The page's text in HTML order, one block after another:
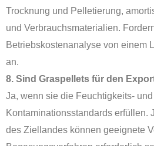
Trocknung und Pelletierung,
und Verbrauchsmaterialien.
Betriebskostenanalyse von einem
an.
8. Sind Graspellets für den
Ja, wenn sie die Feuchtigkeits- und
Kontaminationsstandards erfüllen.
des Ziellandes können geeignete